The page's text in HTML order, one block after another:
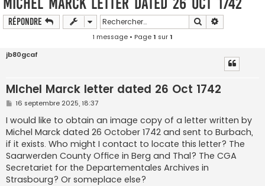
Répondre Rechercher
1 message • Page1 sur1
jb80gcaf
MIchel Marck letter dated 26 Oct 1742
M
s
s
a
g
e
16 septembre 2025, 18:37
I would like to obtain an image copy of a letter written by
Michel Marck dated 26 October 1742 and sent to Burbach,
if it exists. Who might I contact to locate this letter? The
Saarwerden County Office in Berg and Thal? The CGA
Secretariet for the Departementales Archives in
Strasbourg? Or someplace else?